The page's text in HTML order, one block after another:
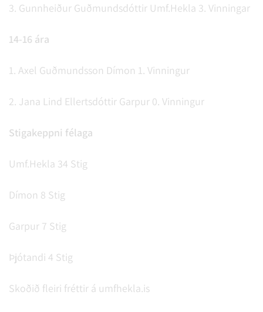
3. Gunnheiður Guðmundsdóttir Umf.Hekla 3. Vinningar
14-16 ára
1. Axel Guðmundsson Dímon 1. Vinningur
2. Jana Lind Ellertsdóttir Garpur 0. Vinningur
Stigakeppni félaga
Umf.Hekla 34 Stig
Dímon 8 Stig
Garpur 7 Stig
Þjótandi 4 Stig
Skoðið fleiri fréttir á umfhekla.is